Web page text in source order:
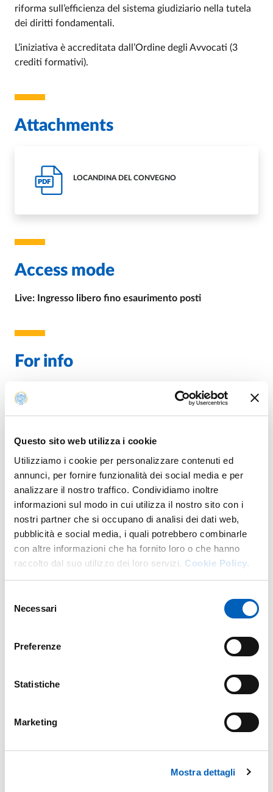
Questo sito web utilizza i cookie
Utilizziamo i cookie per personalizzare contenuti ed
annunci, per fornire funzionalità dei social media e per
analizzare il nostro traffico. Condividiamo inoltre
informazioni sul modo in cui utilizza il nostro sito con i
nostri partner che si occupano di analisi dei dati web,
pubblicità e social media, i quali potrebbero combinarle
con altre informazioni che ha fornito loro o che hanno
raccolto dal suo utilizzo dei loro servizi. Cookie Policy.
delNecessari
Preferenze
Statistiche
Marketing
Mostra dettagli
riforma sull’efficienza del sistema giudiziario nella tutela
dei diritti fondamentali.
L’iniziativa è accreditata dall’Ordine degli Avvocati (3
crediti formativi).
Attachments
PDF
LOCANDINA DEL CONVEGNO
Access mode
Live: Ingresso libero fino esaurimento posti
For info
E.
Organization
Cattedra di Diritto costituzionale
dell'Università di Parma
Map
+